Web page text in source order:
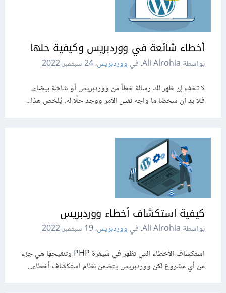
أخطاء شائعة في ووردبريس وكيفية حلها
بواسطة Ali Alrohia، في ووردبريس،24 سبتمبر 2022
لا تخف إن ظهر لك رسالة خطأ من ووردبريس أو شاشة بيضاء،
فلا بد أن شخصًا ما واجه نفس الأمر ووجد حلًا له. يُلخص هذا...
كيفية استكشاف أخطاء ووردبريس
بواسطة Ali Alrohia، في ووردبريس،19 سبتمبر 2022
استكشاف الأخطاء التي تظهر في شيفرة PHP وتنقيحها هي جزء
من أي مشروع لكن ووردبريس يتضمن نظام استكشاف أخطاء...